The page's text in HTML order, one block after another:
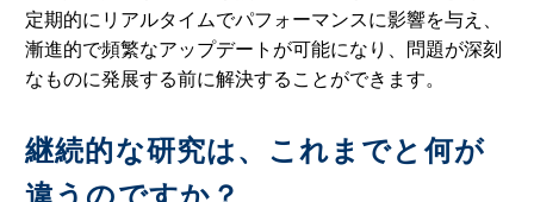
定期的にリアルタイムでパフォーマンスに影響を与え、
漸進的で頻繁なアップデートが可能になり、問題が深刻
なものに発展する前に解決することができます。
継続的な研究は、これまでと何が